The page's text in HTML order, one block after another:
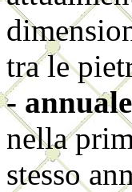
tra le
-
nella
stesso